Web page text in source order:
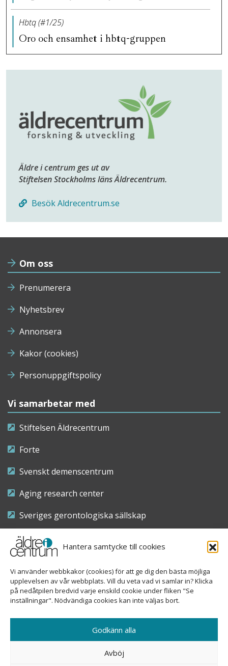
Hantera samtycke till cookies
Vi använder webbkakor (cookies) för att ge dig den bästa möjliga
upplevelsen av vår webbplats. Vill du veta vad vi samlar in? Klicka
på nedåtpilen bredvid varje enskild cookie under fliken "Se
inställningar". Nödvändiga cookies kan inte väljas bort.
Godkänn alla
Avböj
Hbtq (#1/25)
Oro och ensamhet i hbtq-gruppen
Äldre i centrum ges ut av
Stiftelsen Stockholms läns Äldrecentrum.
Besök Aldrecentrum.se
Om oss
Prenumerera
Nyhetsbrev
Annonsera
Kakor (cookies)
Personuppgiftspolicy
Vi samarbetar med
Stiftelsen Äldrecentrum
Forte
Svenskt demenscentrum
Aging research center
Sveriges gerontologiska sällskap
Riksföreningen för sjuksköterskor inom äldre- och
demensvård
Nationellt kompetenscentrum anhöriga
Sveavägen 155, 113 46 Stockholm
08-690 58 84